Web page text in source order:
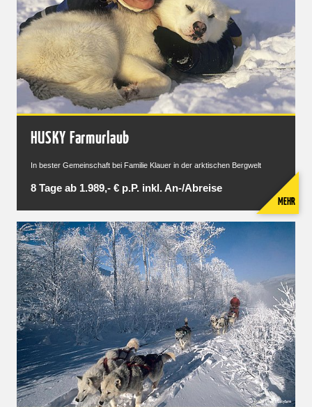
HUSKY Farmurlaub
In bester Gemeinschaft bei Familie Klauer in der arktischen Bergwelt
8 Tage ab 1.989,- € p.P. inkl. An-/Abreise
MEHR